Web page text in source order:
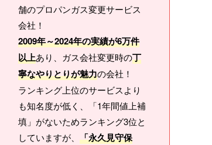
舗のプロパンガス変更サービス
会社！
2009年～2024年の実績が6万件
以上あり、ガス会社変更時の丁
寧なやりとりが魅力の会社！
ランキング上位のサービスより
も知名度が低く、「1年間値上補
填」がないためランキング3位と
していますが、 「永久見守保